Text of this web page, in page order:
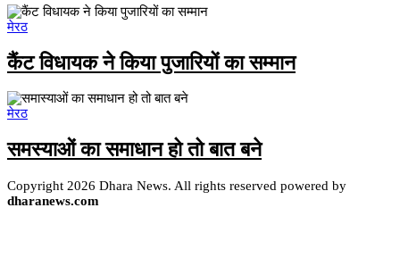
मेरठ
कैंट विधायक ने किया पुजारियों का सम्मान
मेरठ
समस्याओं का समाधान हो तो बात बने
Copyright 2026 Dhara News. All rights reserved powered by
dharanews.com